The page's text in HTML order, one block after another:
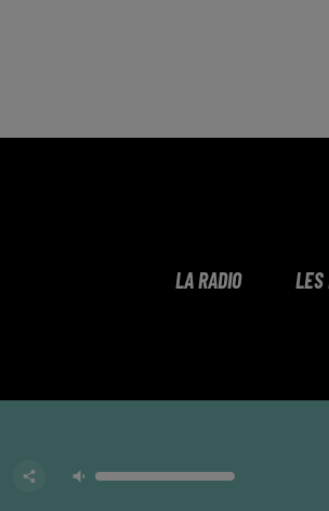
LA RADIO LES